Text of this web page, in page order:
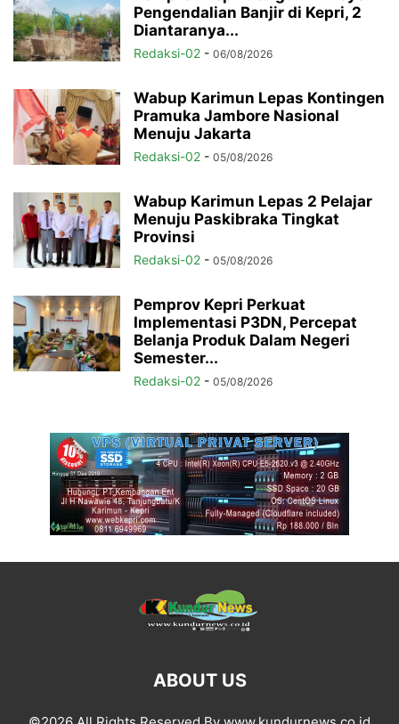
Pengendalian Banjir di Kepri, 2
Diantaranya...
Redaksi-02 - 06/08/2026
Wabup Karimun Lepas Kontingen
Pramuka Jambore Nasional
Menuju Jakarta
Redaksi-02 - 05/08/2026
Wabup Karimun Lepas 2 Pelajar
Menuju Paskibraka Tingkat
Provinsi
Redaksi-02 - 05/08/2026
Pemprov Kepri Perkuat
Implementasi P3DN, Percepat
Belanja Produk Dalam Negeri
Semester...
Redaksi-02 - 05/08/2026
ABOUT US